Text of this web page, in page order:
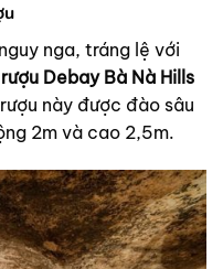
nga, tráng lệ với
Debay Bà Nà Hills
này được đào sâu
2m và cao 2,5m.